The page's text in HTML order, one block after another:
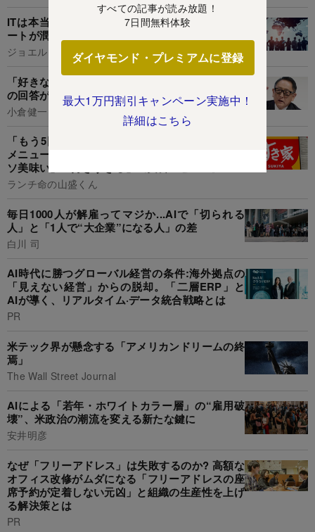
すべての記事が読み放題！
7日間無料体験
ダイヤモンド・プレミアムに登録
最大1万円割引キャンペーン実施中！
詳細はこちら
ITは本当に人々を豊かにする?米GAFAMのエリ
ートが潤い、中流層が財産を削られる皮肉
ジョエル・コトキン,寺下滝郎
「好きなことを仕事にしたい」若者への豊田章男
の回答が正論すぎて、ぐうの音も出なかった
小倉健一
「もう5回くらい食べてる」すき家の“やけくそ
メニュー”美味しすぎてライス追加注文した!「ク
ソ美味い」「好きすぎる」《実食レビュー》
ランチ命の山盛くん
毎日1000人が解雇ってマジか...AIで「切られる
人」と「1人で“大企業”になる人」の差
白川 司
AI時代に勝つグローバル経営の条件:海外拠点の
「見えない経営」からの脱却。「二層ERP」と
AIが導く、リアルタイム·データ統合戦略とは
PR
米テック界が懸念する「アメリカンドリームの終
焉」
The Wall Street Journal
AIによる「若年・ホワイトカラー層」の“雇用破
壊”、米政治の潮流を変える新たな鍵に
安井明彦
なぜ「フリーアドレス」は失敗するのか? 高額な
オフィス改修がムダになる「フリーアドレスの座
席予約が定着しない元凶」と組織の生産性を上げ
る解決策とは
PR